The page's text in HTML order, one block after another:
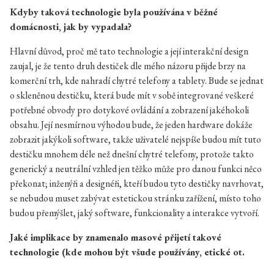
Kdyby taková technologie byla používána v běžné
domácnosti, jak by vypadala?
Hlavní důvod, proč mě tato technologie a její interakční design
zaujal, je že tento druh destiček dle mého názoru přijde brzy na
komerční trh, kde nahradí chytré telefony a tablety. Bude se jednat
o skleněnou destičku, která bude mít v sobě integrované veškeré
potřebné obvody pro dotykové ovládání a zobrazení jakéhokoli
obsahu. Její nesmírnou výhodou bude, že jeden hardware dokáže
zobrazit jakýkoli software, takže uživatelé nejspíše budou mít tuto
destičku mnohem déle než dnešní chytré telefony, protože takto
generický a neutrální vzhled jen těžko může pro danou funkci něco
překonat; inženýři a designéři, kteří budou tyto destičky navrhovat,
se nebudou muset zabývat estetickou stránku zařížení, místo toho
budou přemýšlet, jaký software, funkcionality a interakce vytvoří.
Jaké implikace by znamenalo masové přijetí takové
technologie (kde mohou být všude používány, etické ot.